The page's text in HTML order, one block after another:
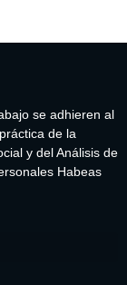
se adhieren al
de la
y del Análisis de
Habeas